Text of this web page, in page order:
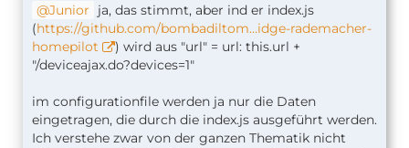
Junior
ja, das stimmt, aber ind er index.js
(https://github.com/bombadiltom…idge-rademacher-
homepilot
) wird aus "url" = url: this.url +
"/deviceajax.do?devices=1"
im configurationfile werden ja nur die Daten
eingetragen, die durch die index.js ausgeführt werden.
Ich verstehe zwar von der ganzen Thematik nicht